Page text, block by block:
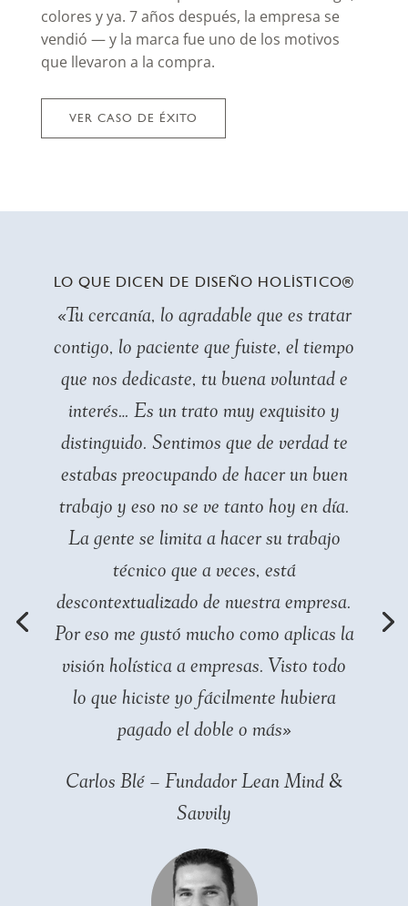
colores y ya. 7 años después, la empresa se
vendió — y la marca fue uno de los motivos
que llevaron a la compra.
VER CASO DE ÉXITO
LO QUE DICEN DE DISEÑO HOLÍSTICO®
«Tu cercanía, lo agradable que es tratar
contigo, lo paciente que fuiste, el tiempo
que nos dedicaste, tu buena voluntad e
interés… Es un trato muy exquisito y
distinguido. Sentimos que de verdad te
estabas preocupando de hacer un buen
trabajo y eso no se ve tanto hoy en día.
La gente se limita a hacer su trabajo
técnico que a veces, está
descontextualizado de nuestra empresa.
Por eso me gustó mucho como aplicas la
visión holística a empresas. Visto todo
lo que hiciste yo fácilmente hubiera
pagado el doble o más»
Carlos Blé – Fundador Lean Mind &
Savvily